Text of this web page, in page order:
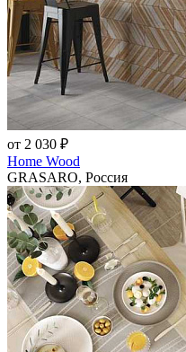
от 2 030 ₽
Home Wood
GRASARO, Россия